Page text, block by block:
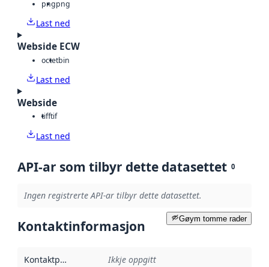
pngpng
Last ned
Webside ECW
octetbin
Last ned
Webside
tifftif
Last ned
API-ar som tilbyr dette datasettet 0
Ingen registrerte API-ar tilbyr dette datasettet.
Gøym tomme rader
Kontaktinformasjon
Kontaktpunkt Ikkje oppgitt